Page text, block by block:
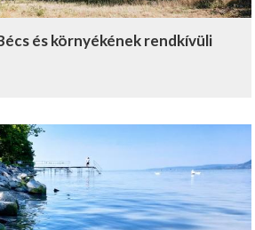
és környékének rendkívüli